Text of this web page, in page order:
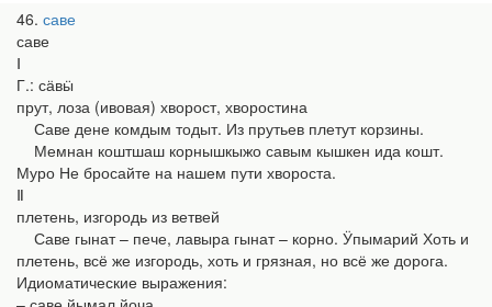
46 саве
саве
Ⅰ
Г.: сӓвӹ
прут, лоза (ивовая) хворост, хворостина
Саве дене комдым тодыт. Из прутьев плетут корзины.
Мемнан коштшаш корнышкыжо савым кышкен ида кошт.
Муро Не бросайте на нашем пути хвороста.
Ⅱ
плетень, изгородь из ветвей
Саве гынат – пече, лавыра гынат – корно. Ӱпымарий Хоть и
плетень, всё же изгородь, хоть и грязная, но всё же дорога.
Идиоматические выражения: